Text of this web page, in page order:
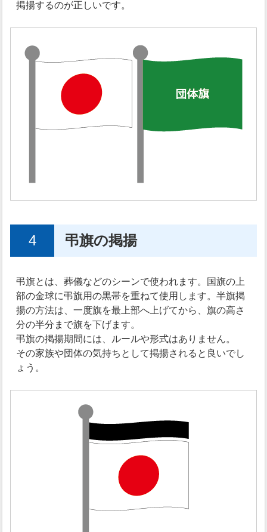
掲揚するのが正しいです。
4 弔旗の掲揚
弔旗とは、葬儀などのシーンで使われます。国旗の上
部の金球に弔旗用の黒帯を重ねて使用します。半旗掲
揚の方法は、一度旗を最上部へ上げてから、旗の高さ
分の半分まで旗を下げます。
弔旗の掲揚期間には、ルールや形式はありません。
その家族や団体の気持ちとして掲揚されると良いでし
ょう。